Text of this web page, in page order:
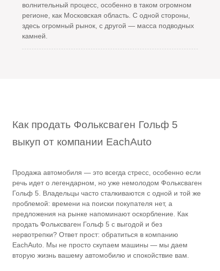
волнительный процесс, особенно в таком огромном
регионе, как Московская область. С одной стороны,
здесь огромный рынок, с другой — масса подводных
камней.
Как продать Фольксваген Гольф 5
выкуп от компании EachAuto
Продажа автомобиля — это всегда стресс, особенно если
речь идет о легендарном, но уже немолодом Фольксваген
Гольф 5. Владельцы часто сталкиваются с одной и той же
проблемой: времени на поиски покупателя нет, а
предложения на рынке напоминают оскорбление. Как
продать Фольксваген Гольф 5 с выгодой и без
нервотрепки? Ответ прост: обратиться в компанию
EachAuto. Мы не просто скупаем машины — мы даем
вторую жизнь вашему автомобилю и спокойствие вам.